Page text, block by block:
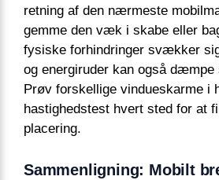
retning af den nærmeste
gemme den væk i skabe eller
fysiske forhindringer svækker
og energiruder kan også dæmpe
Prøv forskellige vindueskarme i
hastighedstest hvert sted for at
placering.
Sammenligning: Mobilt